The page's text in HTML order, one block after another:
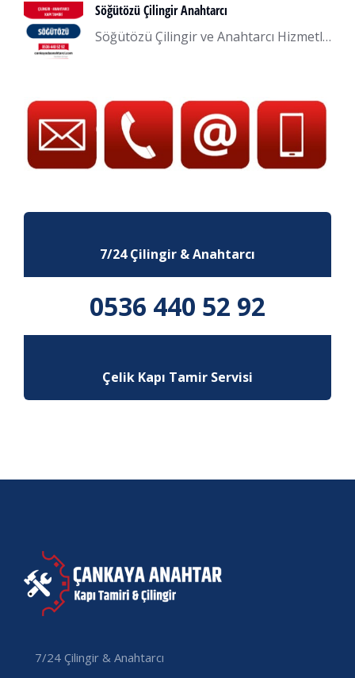
Söğütözü Çilingir Anahtarcı
Söğütözü Çilingir ve Anahtarcı Hizmetleri: Güvenilir Çözümler, Hızlı Müdahale Ankara’nın Söğütözü semtinde faaliyet gösteren çilingir ve anahtarcı firmamız, uzun yıllardır sağladığı güvenilir hizmetlerle tanınmaktadır. Söğütözü Anahtarcı olarak, acil durumlarda hızlı bir şekilde müdahale ederek, müşterilerinin güvenliğini ve memnuniyetini ön planda tutmaktayız. Geniş Hizmet Yelpazesi ve Uzman Kadro Söğütözü’nde sunduğumuz çelik kapı tamiri, oto çilingir, anahtar…
7/24 Çilingir & Anahtarcı
0536 440 52 92
Çelik Kapı Tamir Servisi
7/24 Çilingir & Anahtarcı